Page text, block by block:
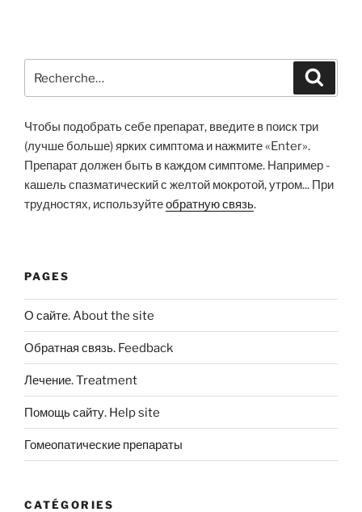
pour
Чтобы подобрать себе препарат, введите в поиск три
(лучше больше) ярких симптома и нажмите «Enter».
Препарат должен быть в каждом симптоме. Например -
кашель спазматический с желтой мокротой, утром... При
трудностях, используйтеобратную связь.
PAGES
О сайте. About the site
Обратная связь. Feedback
Лечение. Treatment
Помощь сайту. Help site
Гомеопатические препараты
CATÉGORIES